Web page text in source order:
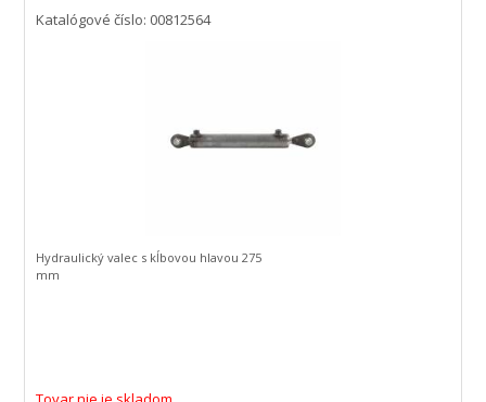
Katalógové číslo: 00812564
Hydraulický valec s kĺbovou hlavou 275
mm